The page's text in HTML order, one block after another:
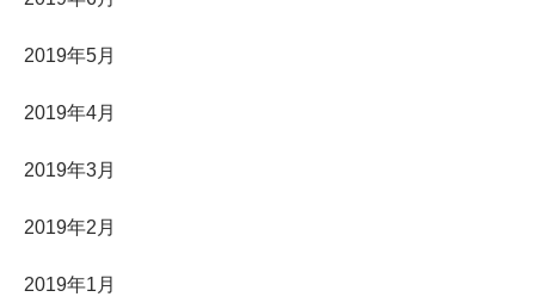
2019年5月
2019年4月
2019年3月
2019年2月
2019年1月